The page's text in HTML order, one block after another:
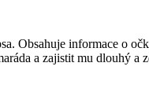
Obsahuje informace o
a zajistit mu dlouhý a